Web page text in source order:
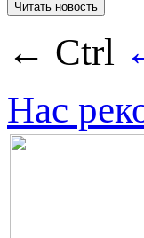
Читать новость
← Ctrl
Нас